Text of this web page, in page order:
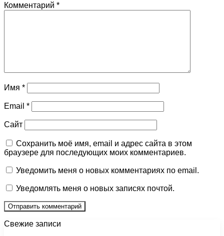
Комментарий *
Имя *
Email *
Сайт
Сохранить моё имя, email и адрес сайта в этом
браузере для последующих моих комментариев.
Уведомить меня о новых комментариях по email.
Уведомлять меня о новых записях почтой.
Свежие записи